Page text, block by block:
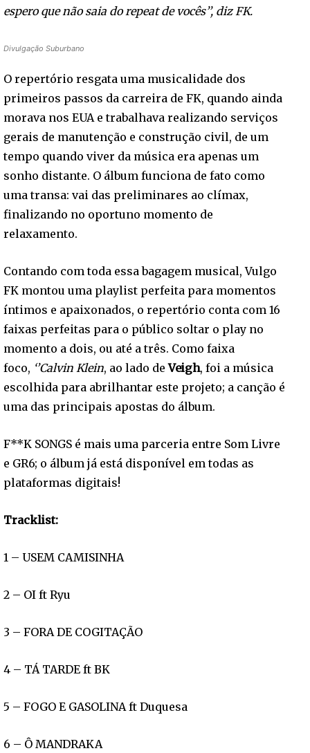
espero que não saia do repeat de vocês’’, diz FK.
Divulgação Suburbano
O repertório resgata uma musicalidade dos
primeiros passos da carreira de FK, quando ainda
morava nos EUA e trabalhava realizando serviços
gerais de manutenção e construção civil, de um
tempo quando viver da música era apenas um
sonho distante. O álbum funciona de fato como
uma transa: vai das preliminares ao clímax,
finalizando no oportuno momento de
relaxamento.
Contando com toda essa bagagem musical, Vulgo
FK montou uma playlist perfeita para momentos
íntimos e apaixonados, o repertório conta com 16
faixas perfeitas para o público soltar o play no
momento a dois, ou até a três. Como faixa
foco, ‘’Calvin Klein, ao lado deVeigh, foi a música
escolhida para abrilhantar este projeto; a canção é
uma das principais apostas do álbum.
F**K SONGS é mais uma parceria entre Som Livre
e GR6; o álbum já está disponível em todas as
plataformas digitais!
Tracklist:
1 – USEM CAMISINHA
2 – OI ft Ryu
3 – FORA DE COGITAÇÃO
4 – TÁ TARDE ft BK
5 – FOGO E GASOLINA ft Duquesa
6 – Ô MANDRAKA